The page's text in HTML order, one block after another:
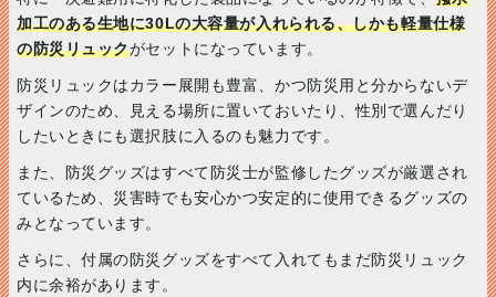
加工のある生地に30Lの大容量が入れられる、しかも軽量仕様
の防災リュックがセットになっています。
防災リュックはカラー展開も豊富、かつ防災用と分からないデ
ザインのため、見える場所に置いておいたり、性別で選んだり
したいときにも選択肢に入るのも魅力です。
また、防災グッズはすべて防災士が監修したグッズが厳選され
ているため、災害時でも安心かつ安定的に使用できるグッズの
みとなっています。
さらに、付属の防災グッズをすべて入れてもまだ防災リュック
内に余裕があります。